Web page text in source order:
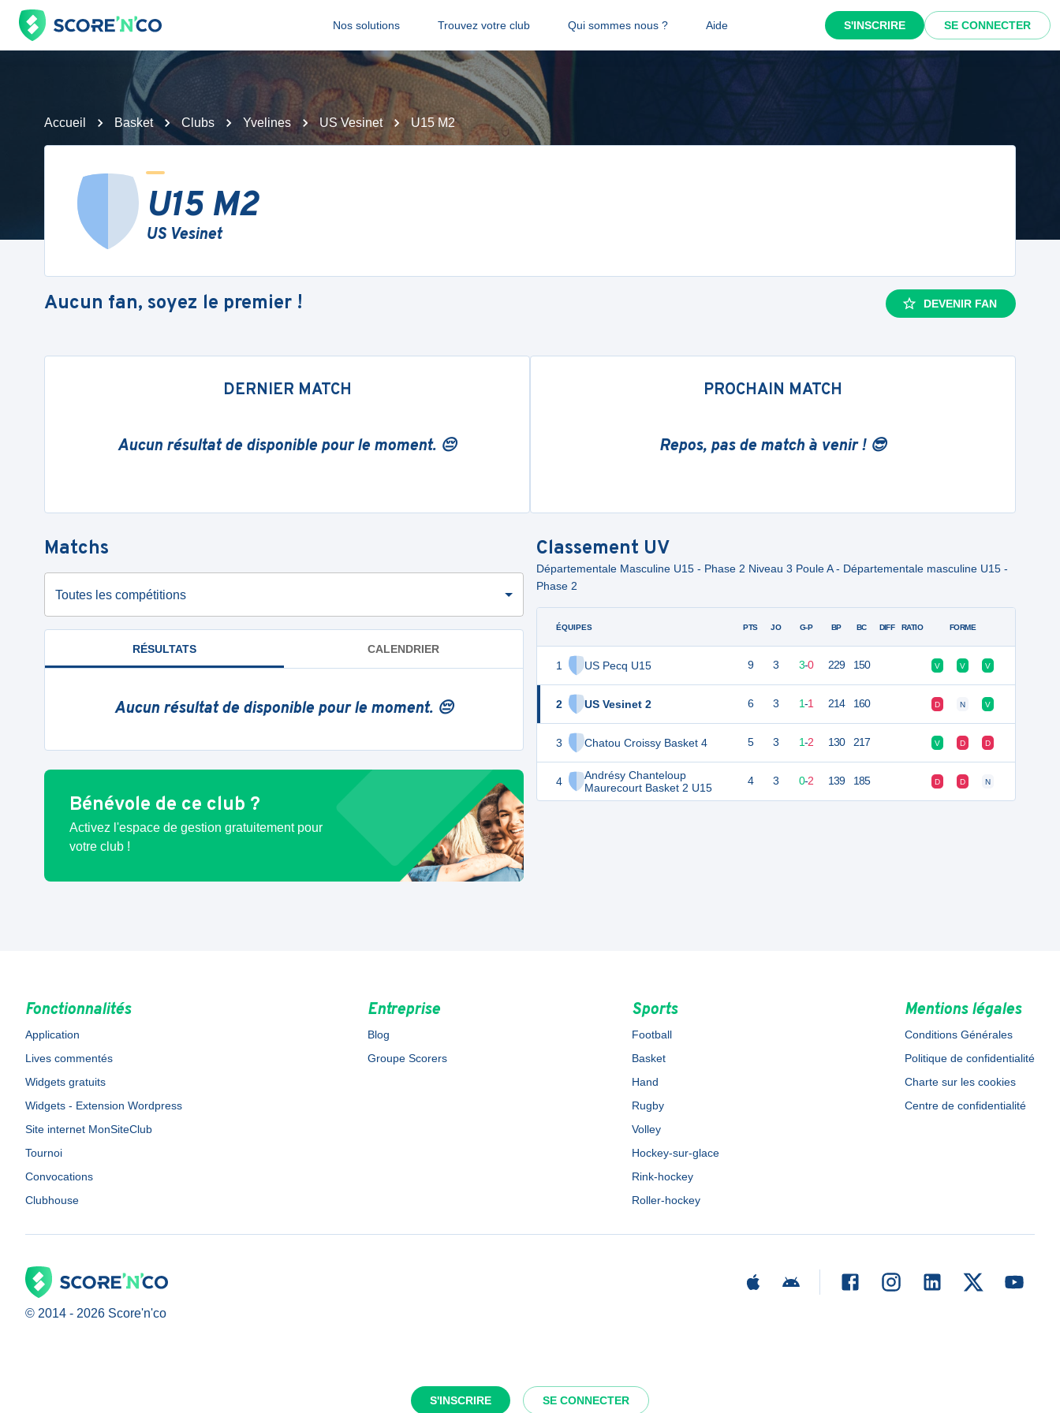
Nos solutions Trouvez votre club Qui sommes nous ? Aide S'INSCRIRE SE CONNECTER
S'INSCRIRE SE CONNECTER
Accueil Basket Clubs Yvelines US Vesinet U15 M2
U15 M2
US Vesinet
Aucun fan, soyez le premier ! DEVENIR FAN
DERNIER MATCH
Aucun résultat de disponible pour le moment. 😔
PROCHAIN MATCH
Repos, pas de match à venir ! 😎
Matchs
Toutes les compétitions
RÉSULTATS CALENDRIER
Aucun résultat de disponible pour le moment. 😔
Bénévole de ce club ?
Activez l'espace de gestion gratuitement pour
votre club !
Classement UV
Départementale Masculine U15 - Phase 2 Niveau 3 Poule A - Départementale masculine U15 -
Phase 2
ÉQUIPES
1 US Pecq U15
2 US Vesinet 2
3 Chatou Croissy Basket 4
4
Andrésy Chanteloup
Maurecourt Basket 2 U15
PTS JO G-P BP BC DIFF RATIO FORME
9 3 3-0 229 150 V V V
6 3 1-1 214 160 D N V
5 3 1-2 130 217 V D D
4 3 0-2 139 185 D D N
Fonctionnalités
Application
Lives commentés
Widgets gratuits
Widgets - Extension Wordpress
Site internet MonSiteClub
Tournoi
Convocations
Clubhouse
Entreprise
Blog
Groupe Scorers
Sports
Football
Basket
Hand
Rugby
Volley
Hockey-sur-glace
Rink-hockey
Roller-hockey
Mentions légales
Conditions Générales
Politique de confidentialité
Charte sur les cookies
Centre de confidentialité
© 2014 - 2026 Score'n'co